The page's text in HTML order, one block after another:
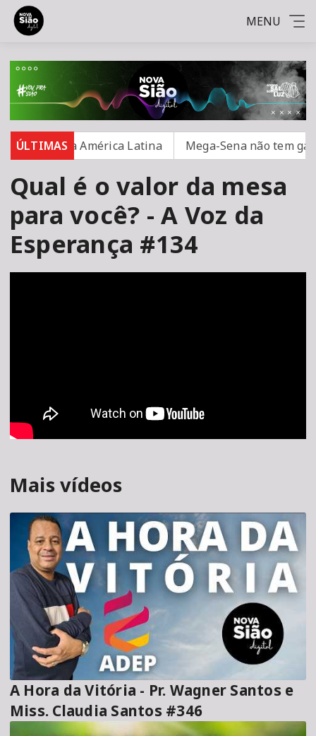
MENU
ÚLTIMASna América Latina Mega-Sena não tem
Qual é o valor da mesa
para você? - A Voz da
Esperança #134
Mais vídeos
A Hora da Vitória - Pr. Wagner Santos e
Miss. Claudia Santos #346